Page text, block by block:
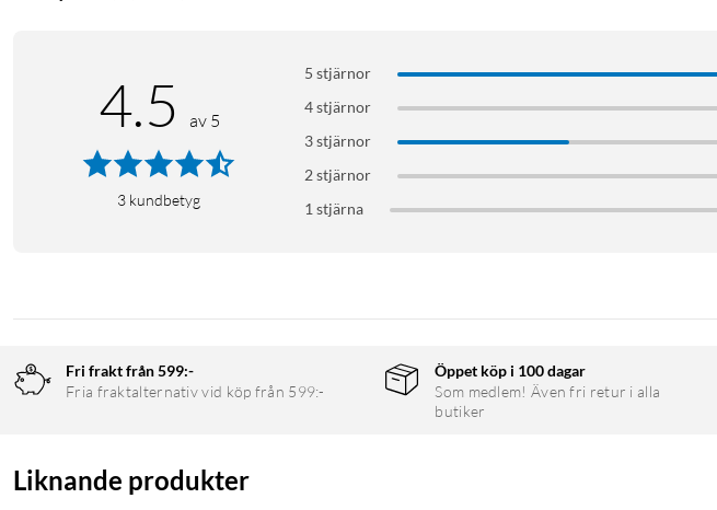
4.5 av 5
3 kundbetyg
5 stjärnor
4 stjärnor
3 stjärnor
2 stjärnor
1 stjärna
Fri frakt från 599:-
Fria fraktalternativ vid köp från 599:-
Öppet köp i 100 dagar
Som medlem! Även fri retur i alla
butiker
Liknande produkter